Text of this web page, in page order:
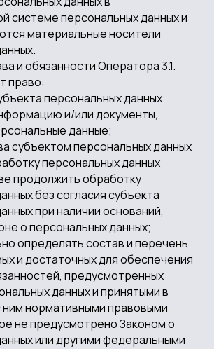
системе персональных данных и
материальные носители
и обязанности Оператора 3.1.
право:
персональных данных
и/или документы,
данные;
субъектом персональных данных
персональных данных
продолжить обработку
без согласия субъекта
при наличии оснований,
о персональных данных;
определять состав и перечень
и достаточных для обеспечения
предусмотренных
данных и принятыми в
ним нормативными правовыми
не предусмотрено Законом о
или другими федеральными